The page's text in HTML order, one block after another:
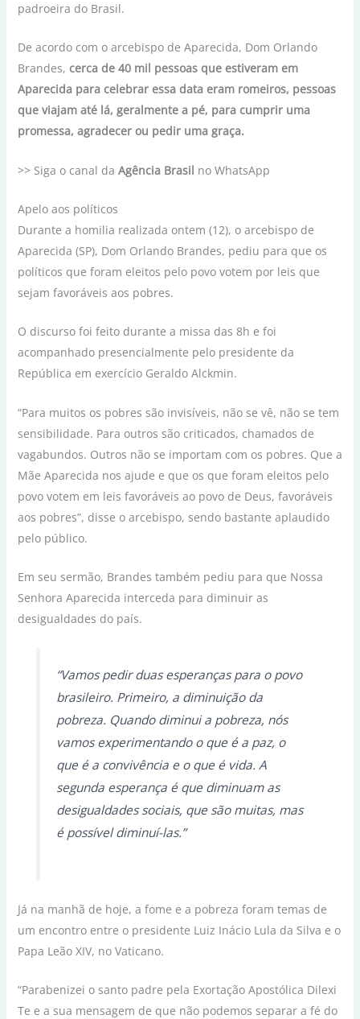
padroeira do Brasil.
De acordo com o arcebispo de Aparecida, Dom Orlando
Brandes, cerca de 40 mil pessoas que estiveram em
Aparecida para celebrar essa data eram romeiros, pessoas
que viajam até lá, geralmente a pé, para cumprir uma
promessa, agradecer ou pedir uma graça.
>> Siga o canal da Agência Brasil no WhatsApp
Apelo aos políticos
Durante a homilia realizada ontem (12), o arcebispo de
Aparecida (SP), Dom Orlando Brandes, pediu para que os
políticos que foram eleitos pelo povo votem por leis que
sejam favoráveis aos pobres.
O discurso foi feito durante a missa das 8h e foi
acompanhado presencialmente pelo presidente da
República em exercício Geraldo Alckmin.
“Para muitos os pobres são invisíveis, não se vê, não se tem
sensibilidade. Para outros são criticados, chamados de
vagabundos. Outros não se importam com os pobres. Que a
Mãe Aparecida nos ajude e que os que foram eleitos pelo
povo votem em leis favoráveis ao povo de Deus, favoráveis
aos pobres”, disse o arcebispo, sendo bastante aplaudido
pelo público.
Em seu sermão, Brandes também pediu para que Nossa
Senhora Aparecida interceda para diminuir as
desigualdades do país.
“Vamos pedir duas esperanças para o povo
brasileiro. Primeiro, a diminuição da
pobreza. Quando diminui a pobreza, nós
vamos experimentando o que é a paz, o
que é a convivência e o que é vida. A
segunda esperança é que diminuam as
desigualdades sociais, que são muitas, mas
é possível diminuí-las.”
Já na manhã de hoje, a fome e a pobreza foram temas de
um encontro entre o presidente Luiz Inácio Lula da Silva e o
Papa Leão XIV, no Vaticano.
“Parabenizei o santo padre pela Exortação Apostólica Dilexi
Te e a sua mensagem de que não podemos separar a fé do